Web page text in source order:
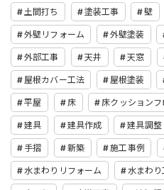
土間打ち 塗装工事 壁
外壁リフォーム 外壁塗装
外部工事 天井 天窓
屋根カバー工法 屋根塗装
平屋 床 床クッション
建具 建具作成 建具調整
手摺 新築 施工事例
水まわりリフォーム 水まわり